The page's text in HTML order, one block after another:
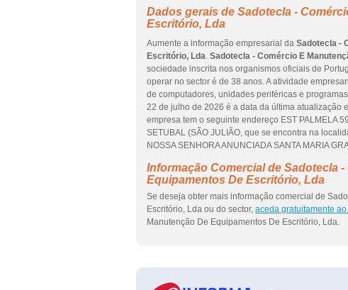
Dados gerais de Sadotecla -
Escritório, Lda
Aumente a informação empresarial da Sadotecla -
Escritório, Lda. Sadotecla - Comércio E
sociedade inscrita nos organismos oficiais de
operar no sector é de 38 anos. A atividade
de computadores, unidades periféricas e
22 de julho de 2026 é a data da última atualização
empresa tem o seguinte endereço EST PALMELA
SETUBAL (SÃO JULIÃO, que se encontra na
NOSSA SENHORA ANUNCIADA SANTA MARIA
Informação Comercial de Sadotecla
Equipamentos De Escritório, Lda
Se deseja obter mais informação comercial de
Escritório, Lda ou do sector, aceda gratuitamente
Manutenção De Equipamentos De Escritório, Lda.